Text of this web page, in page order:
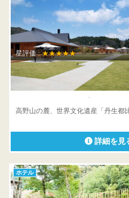
星評価 :★★★★★
山荘 天の里
和歌山県 伊都郡かつらぎ町下天野
高野山の麓、世界文化遺産「丹生
詳細を見
ホテル